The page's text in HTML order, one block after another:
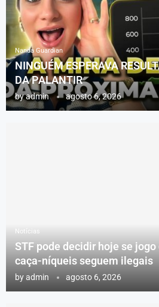
Nanda Guardian
NINGUÉM ESPERAVA
DA PALANTIR
byadmin agosto 6, 2026
Notícias
STF pode decidir hoje se
caça-níqueis seguem ilegais
byadmin agosto 6, 2026